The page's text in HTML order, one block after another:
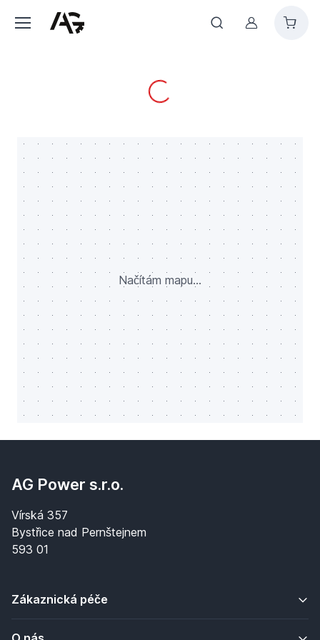
Můj účet
Načítám...
Načítám mapu...
AG Power s.r.o.
Vírská 357
Bystřice nad Pernštejnem
593 01
Zákaznická péče